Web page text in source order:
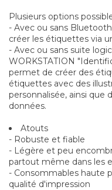
Plusieurs options
- Avec ou sans
créer les étiquettes via
- Avec ou sans suite
WORKSTATION
permet de créer des
étiquettes avec des
personnalisée, ainsi que
données.
Atouts
- Robuste et fiable
- Légère et peu
partout même dans les
- Consommables haute
qualité d'impression